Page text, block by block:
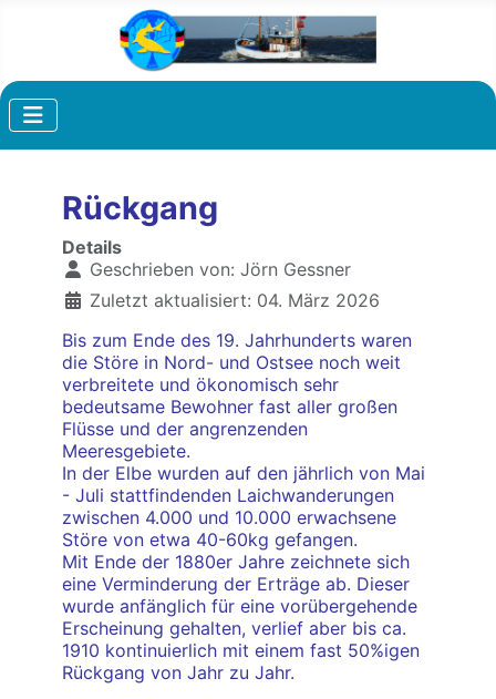
Rückgang
Details
Geschrieben von: Jörn Gessner
Zuletzt aktualisiert: 04. März 2026
Bis zum Ende des 19. Jahrhunderts waren
die Störe in Nord- und Ostsee noch weit
verbreitete und ökonomisch sehr
bedeutsame Bewohner fast aller großen
Flüsse und der angrenzenden
Meeresgebiete.
In der Elbe wurden auf den jährlich von Mai
- Juli stattfindenden Laichwanderungen
zwischen 4.000 und 10.000 erwachsene
Störe von etwa 40-60kg gefangen.
Mit Ende der 1880er Jahre zeichnete sich
eine Verminderung der Erträge ab. Dieser
wurde anfänglich für eine vorübergehende
Erscheinung gehalten, verlief aber bis ca.
1910 kontinuierlich mit einem fast 50%igen
Rückgang von Jahr zu Jahr.